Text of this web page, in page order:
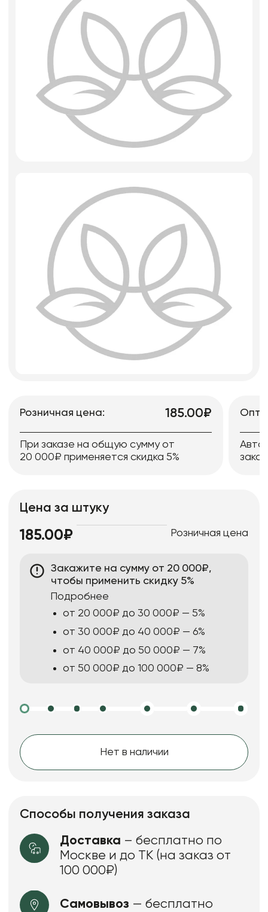
Игрушки мягкие
Сухоцветы
Розничная цена: 185.00₽
При заказе на общую сумму от
20 000₽ применяется скидка 5%
Цена за штуку
185.00₽ Розничная цена
Закажите на сумму от 20 000₽,
чтобы применить скидку 5%
Подробнее
от 20 000₽ до 30 000₽ — 5%
от 30 000₽ до 40 000₽ — 6%
от 40 000₽ до 50 000₽ — 7%
от 50 000₽ до 100 000₽ — 8%
Нет в наличии
Способы получения заказа
Доставка – бесплатно по
Москве и до ТК (на заказ от
100 000₽)
Самовывоз — бесплатно